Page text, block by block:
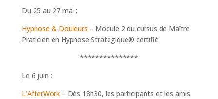
Du 25 au 27 mai :
Hypnose & Douleurs – Module 2 du cursus de Maître
Praticien en Hypnose Stratégique® certifié
***************
Le 6 juin :
L’AfterWork – Dès 18h30, les participants et les amis